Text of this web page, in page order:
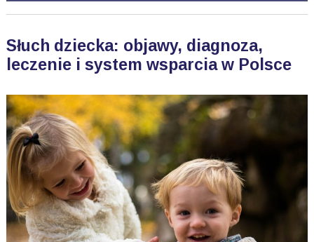
Słuch dziecka: objawy, diagnoza,
leczenie i system wsparcia w Polsce